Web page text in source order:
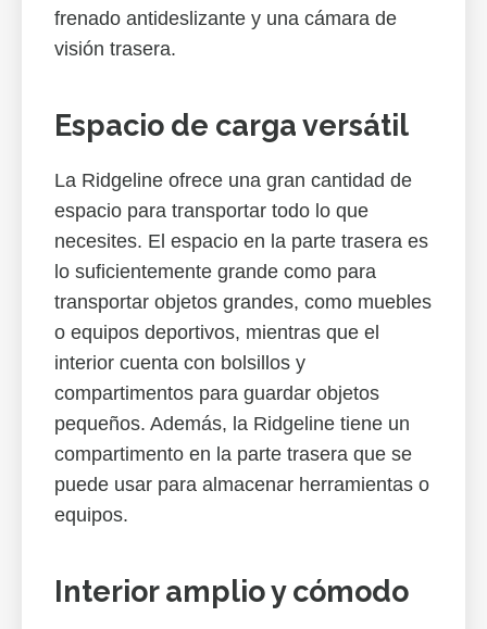
frenado antideslizante y una cámara de
visión trasera.
Espacio de carga versátil
La Ridgeline ofrece una gran cantidad de
espacio para transportar todo lo que
necesites. El espacio en la parte trasera es
lo suficientemente grande como para
transportar objetos grandes, como muebles
o equipos deportivos, mientras que el
interior cuenta con bolsillos y
compartimentos para guardar objetos
pequeños. Además, la Ridgeline tiene un
compartimento en la parte trasera que se
puede usar para almacenar herramientas o
equipos.
Interior amplio y cómodo